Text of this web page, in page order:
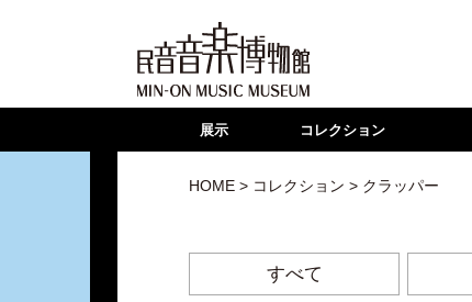
展示 コレクション
HOME > コレクション > クラッパー
すべて